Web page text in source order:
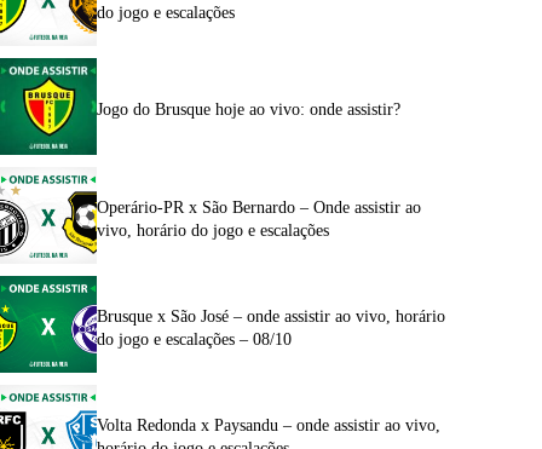
do jogo e escalações
Jogo do Brusque hoje ao vivo: onde assistir?
Operário-PR x São Bernardo – Onde assistir ao
vivo, horário do jogo e escalações
Brusque x São José – onde assistir ao vivo, horário
do jogo e escalações – 08/10
Volta Redonda x Paysandu – onde assistir ao vivo,